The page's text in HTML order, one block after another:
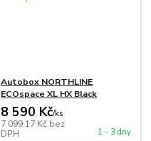
Autobox NORTHLINE
ECOspace XL HX Black
8 590 Kč/ks
7 099,17 Kč bez
DPH
1 - 3 dny